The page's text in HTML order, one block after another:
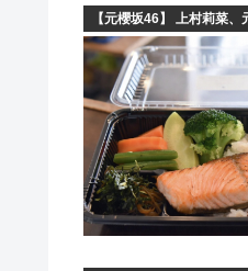
【元櫻坂46】 上村莉菜、